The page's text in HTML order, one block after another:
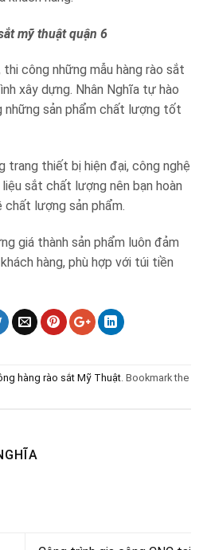
mỹ thuật quận 6
công những mẫu hàng rào sắt
xây dựng. Nhân Nghĩa tự hào
những sản phẩm chất lượng tốt
trang thiết bị hiện đại, công nghệ
sắt chất lượng nên bạn hoàn
chất lượng sản phẩm.
giá thành sản phẩm luôn đảm
hàng, phù hợp với túi tiền
hàng rào sắt Mỹ Thuật. Bookmark the